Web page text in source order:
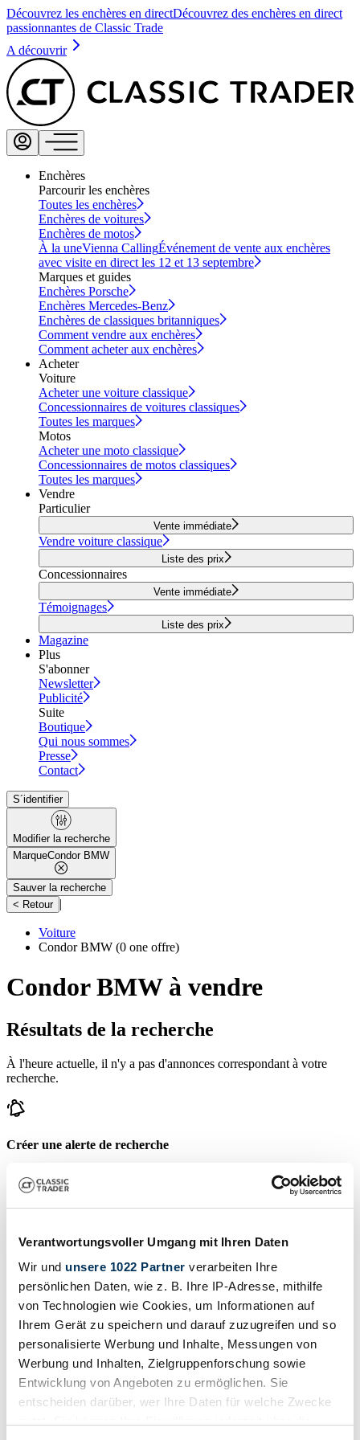
Verantwortungsvoller Umgang mit Ihren Daten
Wir und unsere 1022 Partner verarbeiten Ihre
persönlichen Daten, wie z. B. Ihre IP-Adresse, mithilfe
von Technologien wie Cookies, um Informationen auf
Ihrem Gerät zu speichern und darauf zuzugreifen und so
personalisierte Werbung und Inhalte, Messungen von
Werbung und Inhalten, Zielgruppenforschung sowie
Entwicklung von Angeboten zu ermöglichen. Sie
entscheiden darüber, wer Ihre Daten für welche Zwecke
Découvrez les enchères en directDécouvrez des enchères en direct
passionnantes de Classic Trade
A découvrir
Enchères
Parcourir les enchères
Toutes les enchères
Enchères de voitures
Enchères de motos
À la uneVienna CallingÉvénement de vente aux enchères
avec visite en direct les 12 et 13 septembre
Marques et guides
Enchères Porsche
Enchères Mercedes-Benz
Enchères de classiques britanniques
Comment vendre aux enchères
Comment acheter aux enchères
Acheter
Voiture
Acheter une voiture classique
Concessionnaires de voitures classiques
Toutes les marques
Motos
Acheter une moto classique
Concessionnaires de motos classiques
Toutes les marques
Vendre
Particulier
Vente immédiate
Vendre voiture classique
Liste des prix
Concessionnaires
Vente immédiate
Témoignages
Liste des prix
Magazine
Plus
S'abonner
Newsletter
Publicité
Suite
Boutique
Qui nous sommes
Presse
Contact
S´identifier
Modifier la recherche
MarqueCondor BMW
Sauver la recherche
< Retour |
Voiture
Condor BMW (0 one offre)
Condor BMW à vendre
Résultats de la recherche
À l'heure actuelle, il n'y a pas d'annonces correspondant à votre
recherche.
Créer une alerte de recherche
Soyez averti dès qu'une annonce correspondant à vos filtres de
recherche est publiée.
Créer l'annonce
Avez-vous un Condor BMW que vous voulez vendre? Alors, créez
une annonce maintenant.
Créer l'annonce
Enchères se terminant bientôt
Voir toutes les enchères
Vente aux enchères